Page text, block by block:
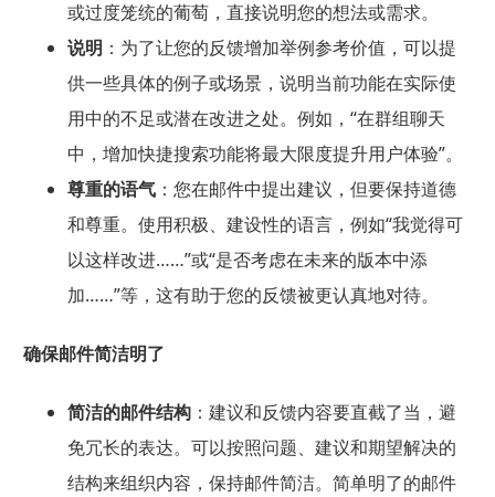
或过度笼统的葡萄，直接说明您的想法或需求。
说明 ：为了让您的反馈增加举例参考价值，可以提
供一些具体的例子或场景，说明当前功能在实际使
用中的不足或潜在改进之处。例如，“在群组聊天
中，增加快捷搜索功能将最大限度提升用户体验”。
尊重的语气：您在邮件中提出建议，但要保持道德
和尊重。使用积极、建设性的语言，例如“我觉得可
以这样改进……”或“是否考虑在未来的版本中添
加……”等，这有助于您的反馈被更认真地对待。
确保邮件简洁明了
简洁的邮件结构：建议和反馈内容要直截了当，避
免冗长的表达。可以按照问题、建议和期望解决的
结构来组织内容，保持邮件简洁。简单明了的邮件